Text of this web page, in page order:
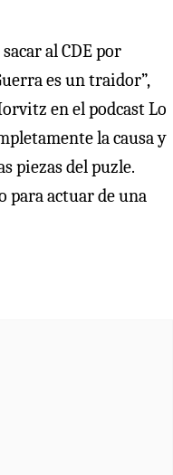
al CDE por
es un traidor”,
en el podcast Lo
la causa y
piezas del puzle.
para actuar de una